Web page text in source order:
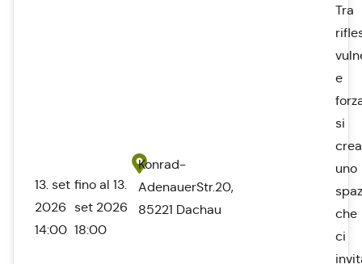
13. set
2026
14:00
fino al 13.
set 2026
18:00
Konrad-
AdenauerStr.20,
85221 Dachau
Tra
e
si
crea
uno
che
ci